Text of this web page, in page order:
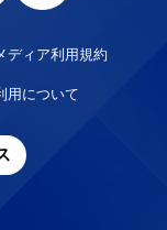
ディア利用規約
用について